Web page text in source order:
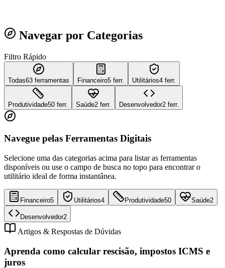
Navegar por Categorias
Filtro Rápido
Todas63 ferramentas Financeiro5 ferr. Utilitários4 ferr.
Produtividade50 ferr. Saúde2 ferr. Desenvolvedor2 ferr.
Navegue pelas Ferramentas Digitais
Selecione uma das categorias acima para listar as ferramentas
disponíveis ou use o campo de busca no topo para encontrar o
utilitário ideal de forma instantânea.
Financeiro5 Utilitários4 Produtividade50 Saúde2
Desenvolvedor2
Artigos & Respostas de Dúvidas
Aprenda como calcular rescisão, impostos ICMS e
juros